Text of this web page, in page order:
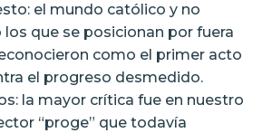
el mundo católico y no
los que se posicionan por fuera
como el primer acto
el progreso desmedido.
la mayor crítica fue en nuestro
“proge” que todavía